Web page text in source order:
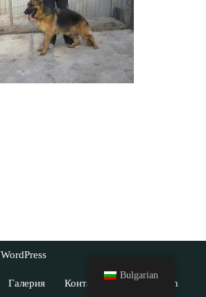
WordPress
Галерия Контакти English
Bulgarian